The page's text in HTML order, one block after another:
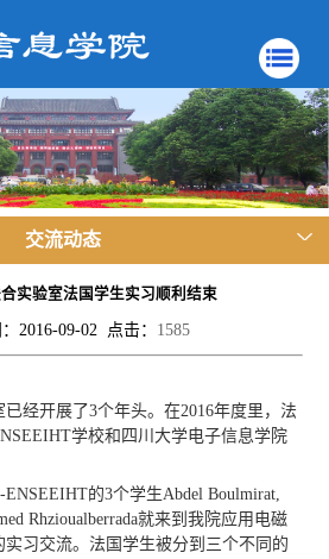
交流动态
实验室法国学生实习顺利结束
2016-09-02 点击： 1585
经开展了3个年头。在2016年度里，法
学校和四川大学电子信息学院
的3个学生Abdel Boulmirat,
Rhzioualberrada就来到我院应用电磁
习交流。法国学生被分到三个不同的